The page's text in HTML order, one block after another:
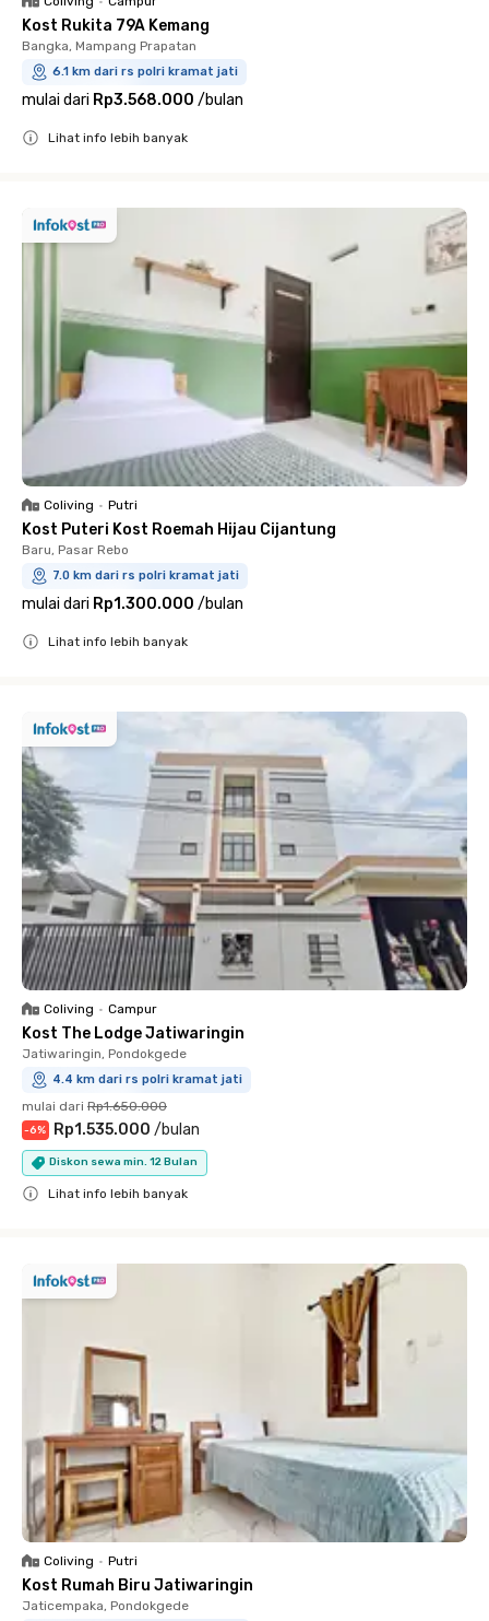
Kost Rukita 79A Kemang
Bangka, Mampang Prapatan
6.1 km dari rs polri kramat jati
mulai dari Rp3.568.000 /bulan
Lihat info lebih banyak
Coliving • Putri
Kost Puteri Kost Roemah Hijau Cijantung
Baru, Pasar Rebo
7.0 km dari rs polri kramat jati
mulai dari Rp1.300.000 /bulan
Lihat info lebih banyak
Coliving • Campur
Kost The Lodge Jatiwaringin
Jatiwaringin, Pondokgede
4.4 km dari rs polri kramat jati
mulai dari Rp1.650.000
-6% Rp1.535.000 /bulan
Diskon sewa min. 12 Bulan
Lihat info lebih banyak
Coliving • Putri
Kost Rumah Biru Jatiwaringin
Jaticempaka, Pondokgede